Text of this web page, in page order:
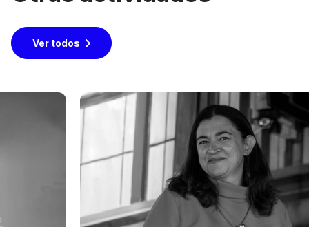
Ver todos